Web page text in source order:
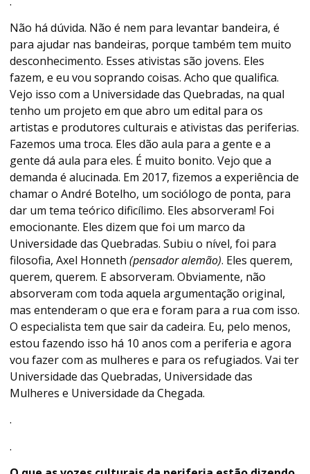
Não há dúvida. Não é nem para levantar bandeira, é
para ajudar nas bandeiras, porque também tem muito
desconhecimento. Esses ativistas são jovens. Eles
fazem, e eu vou soprando coisas. Acho que qualifica.
Vejo isso com a Universidade das Quebradas, na qual
tenho um projeto em que abro um edital para os
artistas e produtores culturais e ativistas das periferias.
Fazemos uma troca. Eles dão aula para a gente e a
gente dá aula para eles. É muito bonito. Vejo que a
demanda é alucinada. Em 2017, fizemos a experiência de
chamar o André Botelho, um sociólogo de ponta, para
dar um tema teórico dificílimo. Eles absorveram! Foi
emocionante. Eles dizem que foi um marco da
Universidade das Quebradas. Subiu o nível, foi para
filosofia, Axel Honneth(pensador alemão). Eles querem,
querem, querem. E absorveram. Obviamente, não
absorveram com toda aquela argumentação original,
mas entenderam o que era e foram para a rua com isso.
O especialista tem que sair da cadeira. Eu, pelo menos,
estou fazendo isso há 10 anos com a periferia e agora
vou fazer com as mulheres e para os refugiados. Vai ter
Universidade das Quebradas, Universidade das
Mulheres e Universidade da Chegada.
.
.